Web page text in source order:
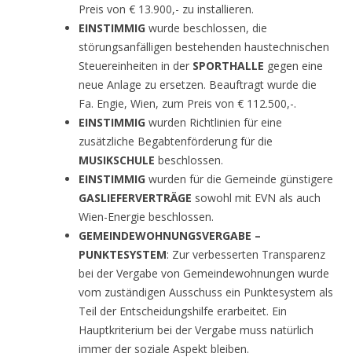
Preis von € 13.900,- zu installieren.
EINSTIMMIG wurde beschlossen, die
störungsanfälligen bestehenden haustechnischen
Steuereinheiten in der SPORTHALLE gegen eine
neue Anlage zu ersetzen. Beauftragt wurde die
Fa. Engie, Wien, zum Preis von € 112.500,-.
EINSTIMMIG wurden Richtlinien für eine
zusätzliche Begabtenförderung für die
MUSIKSCHULE beschlossen.
EINSTIMMIG wurden für die Gemeinde günstigere
GASLIEFERVERTRÄGE sowohl mit EVN als auch
Wien-Energie beschlossen.
GEMEINDEWOHNUNGSVERGABE –
PUNKTESYSTEM: Zur verbesserten Transparenz
bei der Vergabe von Gemeindewohnungen wurde
vom zuständigen Ausschuss ein Punktesystem als
Teil der Entscheidungshilfe erarbeitet. Ein
Hauptkriterium bei der Vergabe muss natürlich
immer der soziale Aspekt bleiben.